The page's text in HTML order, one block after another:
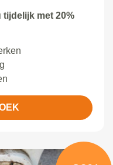
met 20%